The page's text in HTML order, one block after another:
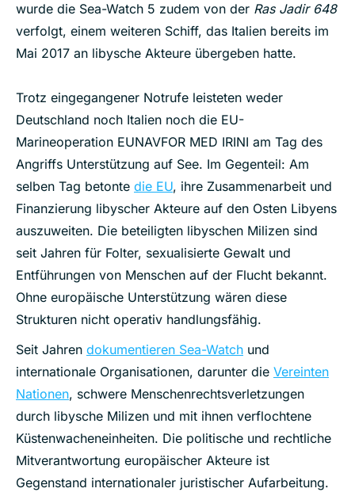
wurde die Sea-Watch 5 zudem von der Ras Jadir 648
verfolgt, einem weiteren Schiff, das Italien bereits im
Mai 2017 an libysche Akteure übergeben hatte.
Trotz eingegangener Notrufe leisteten weder
Deutschland noch Italien noch die EU-
Marineoperation EUNAVFOR MED IRINI am Tag des
Angriffs Unterstützung auf See. Im Gegenteil: Am
selben Tag betonte die EU, ihre Zusammenarbeit und
Finanzierung libyscher Akteure auf den Osten Libyens
auszuweiten. Die beteiligten libyschen Milizen sind
seit Jahren für Folter, sexualisierte Gewalt und
Entführungen von Menschen auf der Flucht bekannt.
Ohne europäische Unterstützung wären diese
Strukturen nicht operativ handlungsfähig.
Seit Jahren dokumentieren Sea-Watch und
internationale Organisationen, darunter die Vereinten
Nationen, schwere Menschenrechtsverletzungen
durch libysche Milizen und mit ihnen verflochtene
Küstenwacheneinheiten. Die politische und rechtliche
Mitverantwortung europäischer Akteure ist
Gegenstand internationaler juristischer Aufarbeitung.